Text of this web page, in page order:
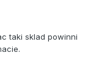
taki sklad powinni